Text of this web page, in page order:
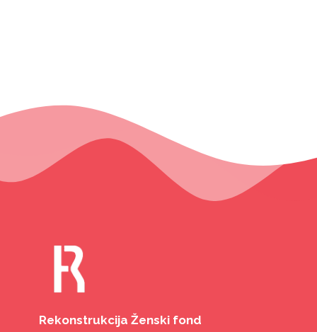
Rekonstrukcija Ženski fond